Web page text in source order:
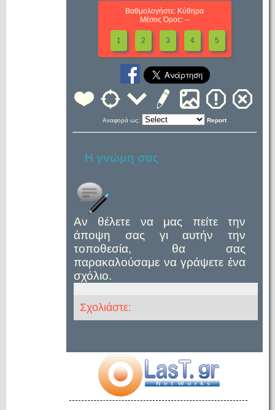
Βαθμολογήστε: Κύθηρα
Μέσος Όρος: --
1 2 3 4 5
Αναφορά ως: Report
Η γνώμη σας
Αν θέλετε να μας πείτε την
άποψη σας γι αυτήν την
τοποθεσία, θα σας
παρακαλούσαμε να γράψετε ένα
σχόλιο.
Σχολιάστε: